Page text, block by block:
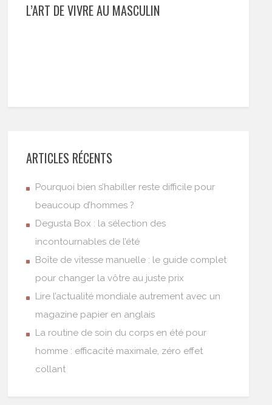
L’ART DE VIVRE AU MASCULIN
ARTICLES RÉCENTS
Pourquoi bien s’habiller reste difficile pour
beaucoup d’hommes ?
Degusta Box : la sélection des
incontournables de l’été
Boîte de vitesse manuelle : le guide complet
pour changer la vôtre au juste prix
Lire l’actualité mondiale autrement avec un
magazine papier en anglais
La routine de soin du corps en été pour
homme : efficacité maximale, zéro effet
collant